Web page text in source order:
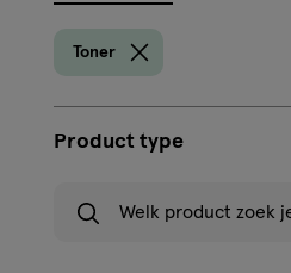
Toner
Product type